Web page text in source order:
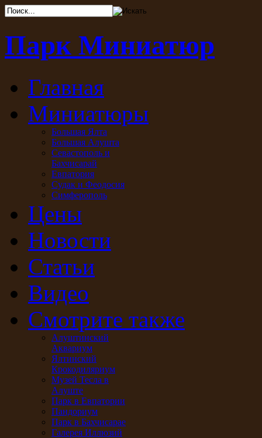
Парк Миниатюр
Главная
Миниатюры
Большая Ялта
Большая Алушта
Севастополь и
Бахчисарай
Евпатория
Судак и Феодосия
Симферополь
Цены
Новости
Статьи
Видео
Смотрите также
Алуштинский
Аквариум
Ялтинский
Крокодиляриум
Музей Тесла в
Алуште
Парк в Евпатории
Пандориум
Парк в Бахчисарае
Галерея Иллюзий